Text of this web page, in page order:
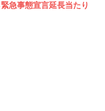
急事態宣言延長当たり